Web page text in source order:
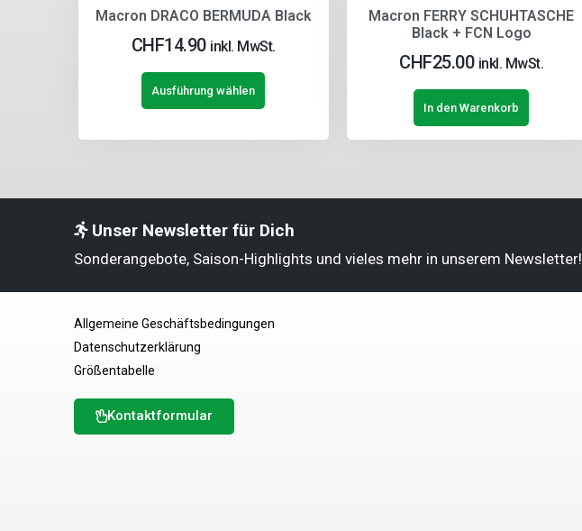
Macron DRACO BERMUDA Black
CHF14.90 inkl. MwSt.
Ausführung wählen
Macron FERRY SCHUHTASCHE
Black + FCN Logo
CHF25.00 inkl. MwSt.
In den Warenkorb
Unser Newsletter für Dich
Sonderangebote, Saison-Highlights und vieles mehr in unserem Newsletter!
Allgemeine Geschäftsbedingungen
Datenschutzerklärung
Größentabelle
Kontaktformular